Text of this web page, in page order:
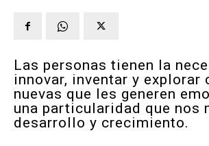
Las personas tienen la
innovar, inventar y explorar
nuevas que les generen
una particularidad que nos
desarrollo y crecimiento.